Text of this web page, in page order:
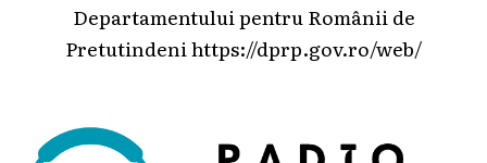
Departamentului pentru Românii de
Pretutindeni https://dprp.gov.ro/web/